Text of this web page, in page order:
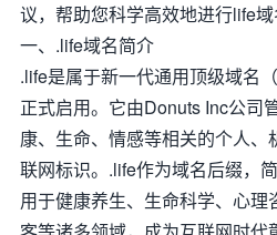
议，帮助您科学高效地进行life域
一、.life域名简介
.life是属于新一代通用顶级域名
正式启用。它由Donuts Inc公司
康、生命、情感等相关的个人、
联网标识。.life作为域名后缀，
用于健康养生、生命科学、心